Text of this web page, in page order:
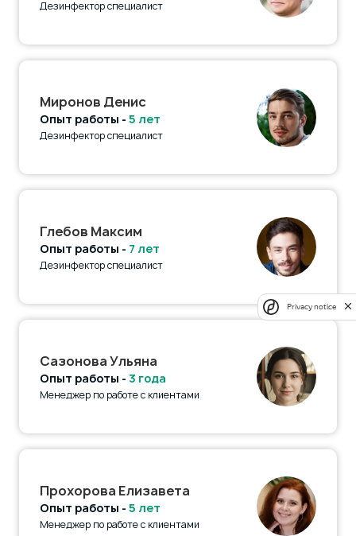
Дезинфектор специалист
Миронов Денис
Опыт работы - 5 лет
Дезинфектор специалист
Глебов Максим
Опыт работы - 7 лет
Дезинфектор специалист
Сазонова Ульяна
Опыт работы - 3 года
Менеджер по работе с клиентами
Прохорова Елизавета
Опыт работы - 5 лет
Менеджер по работе с клиентами
Privacy notice